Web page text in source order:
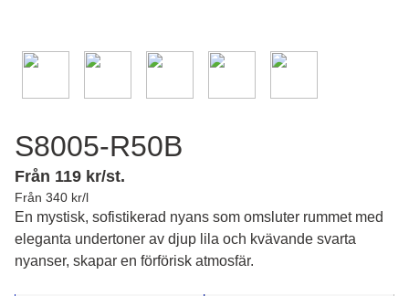
S8005-R50B
Från 119 kr/st.
Från 340 kr/l
En mystisk, sofistikerad nyans som omsluter rummet med
eleganta undertoner av djup lila och kvävande svarta
nyanser, skapar en förförisk atmosfär.